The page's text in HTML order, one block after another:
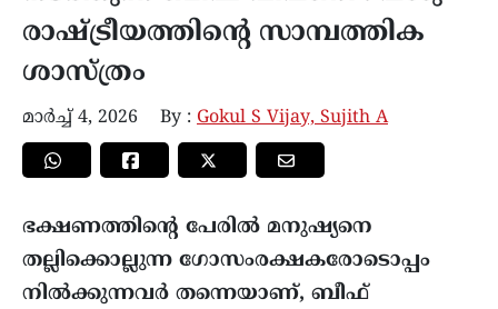
രാഷ്ട്രീയത്തിന്റെ സാമ്പത്തിക
ശാസ്ത്രം
മാർച്ച്‌ 4, 2026 By : Gokul S Vijay, Sujith A
ഭക്ഷണത്തിന്റെ പേരിൽ മനുഷ്യനെ
തല്ലിക്കൊല്ലുന്ന ഗോസംരക്ഷകരോടൊപ്പം
നിൽക്കുന്നവർ തന്നെയാണ്, ബീഫ്